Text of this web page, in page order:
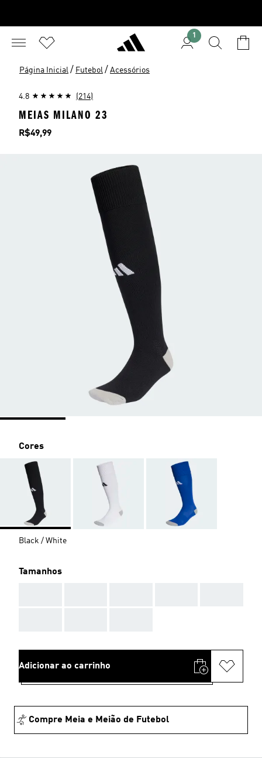
1
Página Inicial / Futebol / Acessórios
4.8 (214)
MEIAS MILANO 23
Preço
R$49,99
Cores
Black / White
Tamanhos
Adicionar ao carrinho
Compre Meia e Meião de Futebol